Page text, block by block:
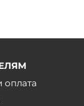
оплата